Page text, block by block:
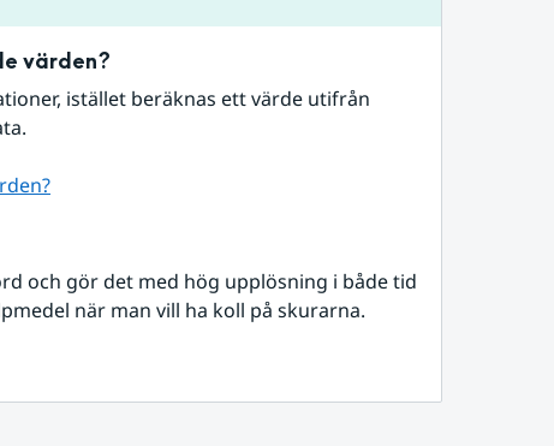
värden?
istället beräknas ett värde utifrån
och gör det med hög upplösning i både tid
när man vill ha koll på skurarna.